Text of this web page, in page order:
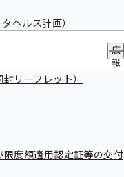
ヘルス計画）
広
報
ー
リーフレット）
度額適用認定証等の交付
度の評価結果につい
計画（案）の概要につ
（案）及び広報計画
者機能強化予算